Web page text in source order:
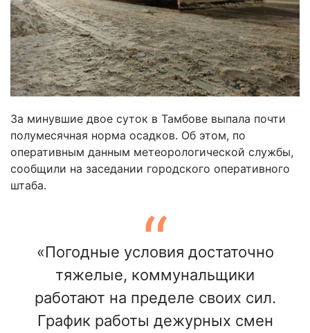
За минувшие двое суток в Тамбове выпала почти
полумесячная норма осадков. Об этом, по
оперативным данным метеорологической службы,
сообщили на заседании городского оперативного
штаба.
«Погодные условия достаточно
тяжелые, коммунальщики
работают на пределе своих сил.
График работы дежурных смен